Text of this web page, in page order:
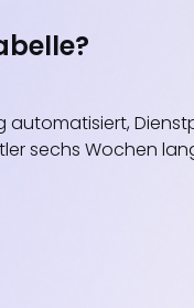
automatisiert,
sechs Wochen